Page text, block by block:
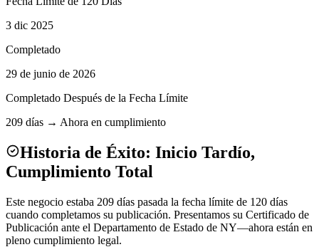
3 dic 2025
Completado
29 de junio de 2026
Completado Después de la Fecha Límite
209 días → Ahora en cumplimiento
Historia de Éxito: Inicio Tardío,
Cumplimiento Total
Este negocio estaba 209 días pasada la fecha límite de 120 días
cuando completamos su publicación. Presentamos su Certificado de
Publicación ante el Departamento de Estado de NY—ahora están en
pleno cumplimiento legal.